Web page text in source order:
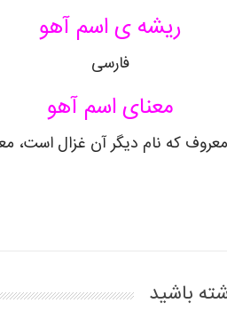
ریشه ی اسم آهو
فارسی
معنای اسم آهو
که نام دیگر آن غزال است،
باشید